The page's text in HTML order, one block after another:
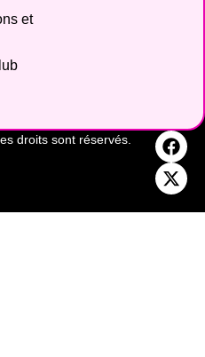
et
droits sont réservés.